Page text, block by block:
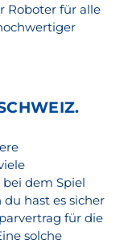
Roboter für alle
dem Spiel
hast es sicher
für die
solche